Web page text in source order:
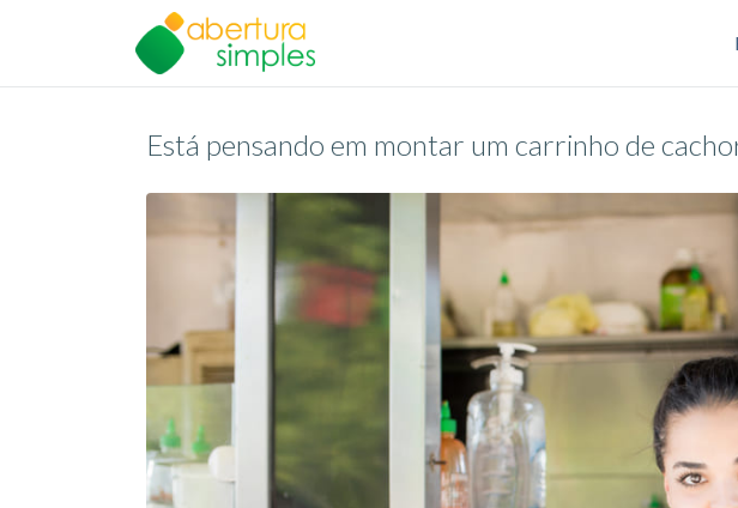
Está pensando em montar um carrinho de